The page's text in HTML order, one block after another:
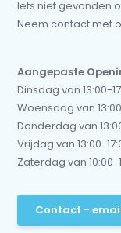
Iets niet gevonden
Neem contact met
Aangepaste
Dinsdag van 13:00-
Woensdag van
Donderdag van
Vrijdag van 13:00-
Zaterdag van 10:00-
Contact -